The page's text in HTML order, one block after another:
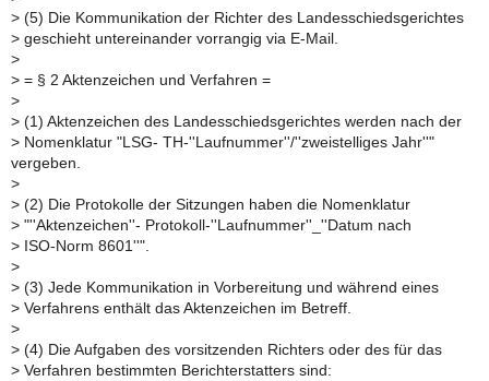
> (5) Die Kommunikation der Richter des Landesschiedsgerichtes
> geschieht untereinander vorrangig via E-Mail.
>
> = § 2 Aktenzeichen und Verfahren =
>
> (1) Aktenzeichen des Landesschiedsgerichtes werden nach der
> Nomenklatur "LSG- TH-''Laufnummer''/''zweistelliges Jahr''"
vergeben.
>
> (2) Die Protokolle der Sitzungen haben die Nomenklatur
> "''Aktenzeichen''- Protokoll-''Laufnummer''_''Datum nach
> ISO-Norm 8601''".
>
> (3) Jede Kommunikation in Vorbereitung und während eines
> Verfahrens enthält das Aktenzeichen im Betreff.
>
> (4) Die Aufgaben des vorsitzenden Richters oder des für das
> Verfahren bestimmten Berichterstatters sind: